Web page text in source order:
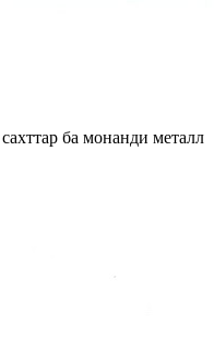
ба монанди металл